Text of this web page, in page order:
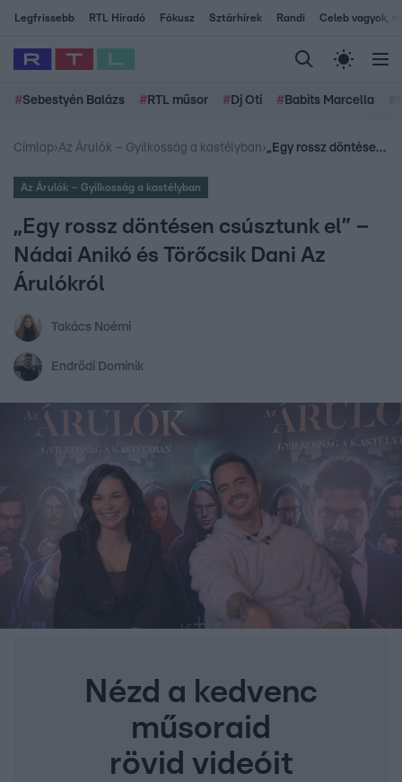
Legfrissebb RTL Híradó Fókusz Sztárhírek Randi Celeb vagyok,
#Sebestyén Balázs # RTL műsor # Dj Oti # Babits Marcella
Címlap›Az Árulók – Gyilkosság a kastélyban› „Egy rossz döntésen csúsztunk el” – Nádai Anikó és Törőcsik Dani Az Árulókról
Az Árulók – Gyilkosság a kastélyban
„Egy rossz döntésen csúsztunk el” –
Nádai Anikó és Törőcsik Dani Az
Árulókról
Takács Noémi
Endrődi Dominik
Nézd a kedvenc
műsoraid
rövid videóit